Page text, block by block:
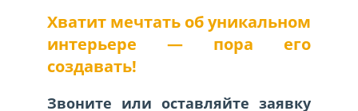
Хватит мечтать об уникальном
интерьере — пора его
создавать!
Звоните или оставляйте заявку